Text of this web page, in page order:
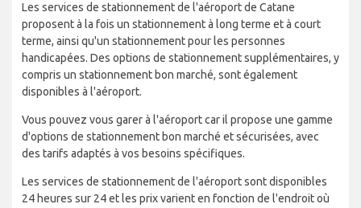
Les services de stationnement de l'aéroport de Catane
proposent à la fois un stationnement à long terme et à court
terme, ainsi qu'un stationnement pour les personnes
handicapées. Des options de stationnement supplémentaires, y
compris un stationnement bon marché, sont également
disponibles à l'aéroport.
Vous pouvez vous garer à l'aéroport car il propose une gamme
d'options de stationnement bon marché et sécurisées, avec
des tarifs adaptés à vos besoins spécifiques.
Les services de stationnement de l'aéroport sont disponibles
24 heures sur 24 et les prix varient en fonction de l'endroit où